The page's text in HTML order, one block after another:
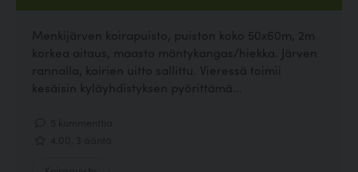
Menkijärven koirapuisto, puiston koko 50x60m, 2m
korkea aitaus, maasto mäntykangas/hiekka. Järven
rannalla, koirien uitto sallittu. Vieressä toimii
kesäisin kyläyhdistyksen pyörittämä...